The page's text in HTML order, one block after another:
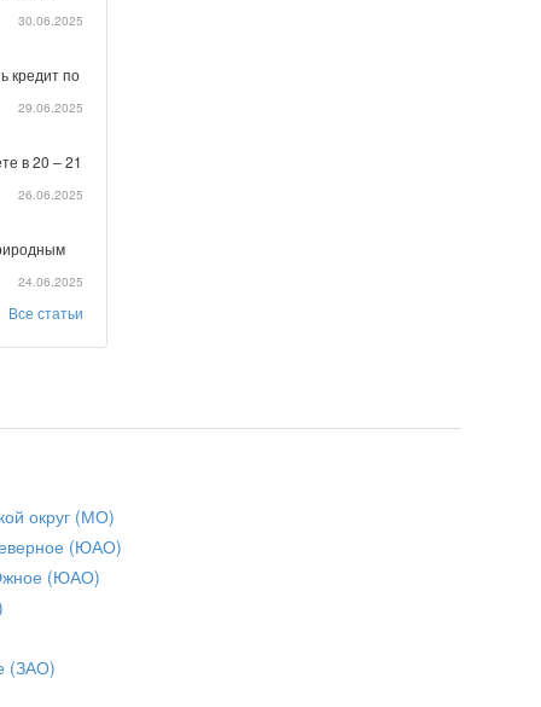
30.06.2025
кредит по
29.06.2025
в 20 – 21
26.06.2025
24.06.2025
Все статьи
округ (МО)
(ЮАО)
(ЮАО)
(ЗАО)